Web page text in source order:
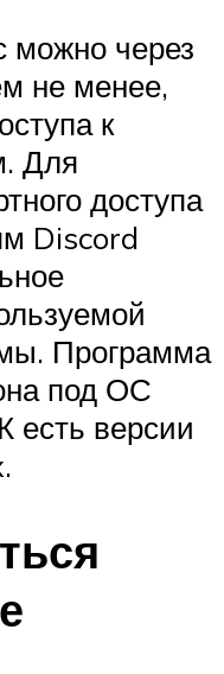
можно через
не менее,
к
Для
доступа
Discord
Программа
под ОС
есть версии